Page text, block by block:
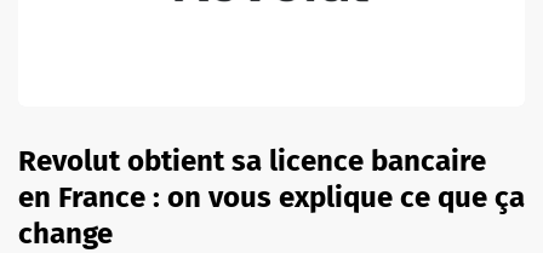
Revolut obtient sa licence bancaire
en France : on vous explique ce que ça
change